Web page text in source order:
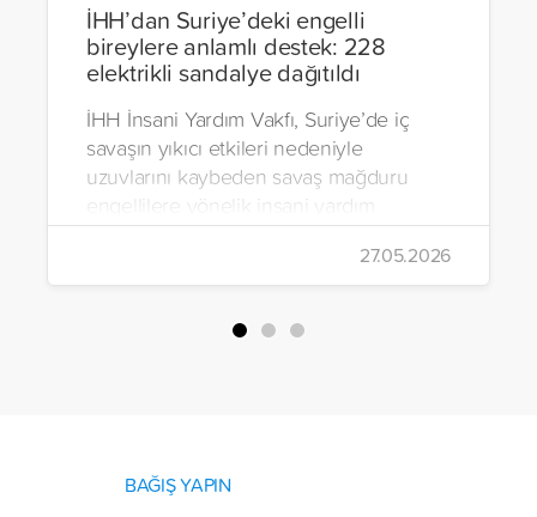
İHH’dan Suriye’deki engelli
bireylere anlamlı destek: 228
elektrikli sandalye dağıtıldı
İHH İnsani Yardım Vakfı, Suriye’de iç
savaşın yıkıcı etkileri nedeniyle
uzuvlarını kaybeden savaş mağduru
engellilere yönelik insani yardım
çalışmalarını aralıksız sürdürüyor. Vakıf,
yürütülen son projeyle Suriye’nin Şam,
Halep, Hama, Humus ve İdlib
bölgelerinde zor şartlarda yaşayan
27.05.2026
BAĞIŞ YAPIN